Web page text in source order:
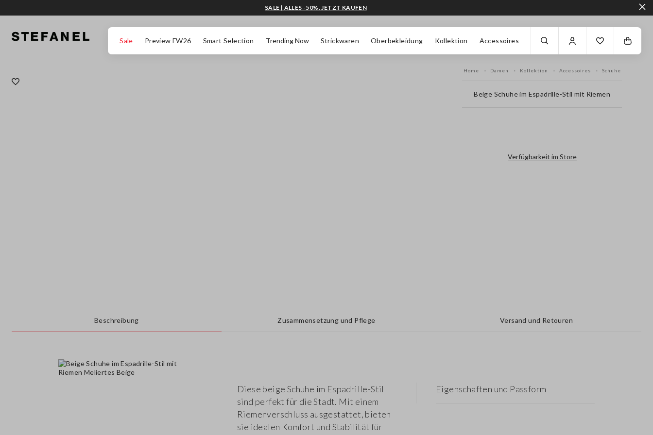
Sale Preview FW26 Smart Selection Trending Now Strickwaren Oberbekleidung Kollektion Accessoires
SALE | ALLES -50%. JETZT KAUFEN
Home Damen Kollektion Accessoires Schuhe
Beige Schuhe im Espadrille-Stil mit Riemen
Verfügbarkeit im Store
Beschreibung Zusammensetzung und Pflege Versand und Retouren
Diese beige Schuhe im Espadrille-Stil
sind perfekt für die Stadt. Mit einem
Riemenverschluss ausgestattet, bieten
sie idealen Komfort und Stabilität für
Eigenschaften und Passform